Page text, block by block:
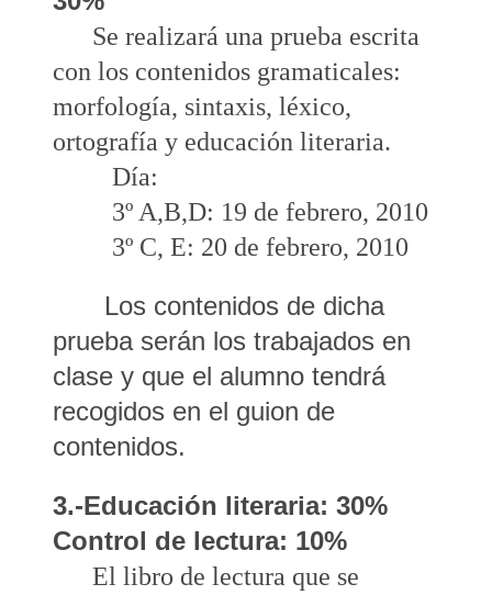
Se realizará una prueba escrita
con los contenidos gramaticales:
morfología, sintaxis, léxico,
ortografía y educación literaria.
Día:
3º A,B,D: 19 de febrero, 2010
3º C, E: 20 de febrero, 2010
Los contenidos de dicha
prueba serán los trabajados en
clase y que el alumno tendrá
recogidos en el guion de
contenidos.
3.-Educación literaria: 30%
Control de lectura: 10%
El libro de lectura que se